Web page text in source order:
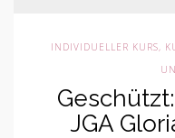
INDIVIDUELLER KURS,
JGA